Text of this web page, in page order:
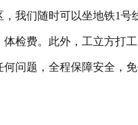
我们随时可以坐地铁1
检费。此外，工立方打
问题，全程保障安全，